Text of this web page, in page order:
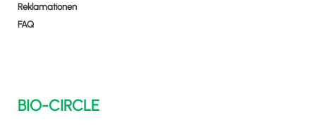
Reklamationen
FAQ
BIO-CIRCLE